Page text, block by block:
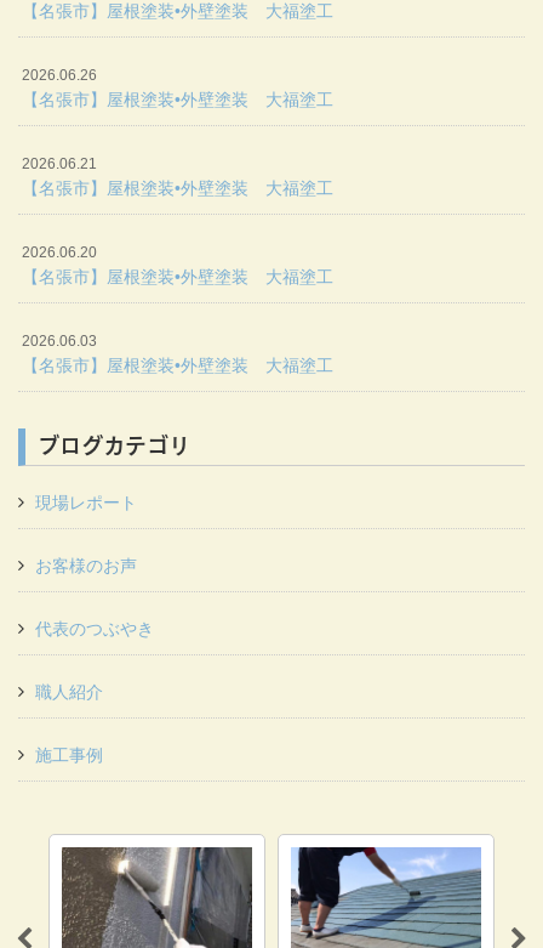
【名張市】屋根塗装•外壁塗装 大福塗工
2026.06.26
【名張市】屋根塗装•外壁塗装 大福塗工
2026.06.21
【名張市】屋根塗装•外壁塗装 大福塗工
2026.06.20
【名張市】屋根塗装•外壁塗装 大福塗工
2026.06.03
【名張市】屋根塗装•外壁塗装 大福塗工
ブログカテゴリ
現場レポート
お客様のお声
代表のつぶやき
職人紹介
施工事例